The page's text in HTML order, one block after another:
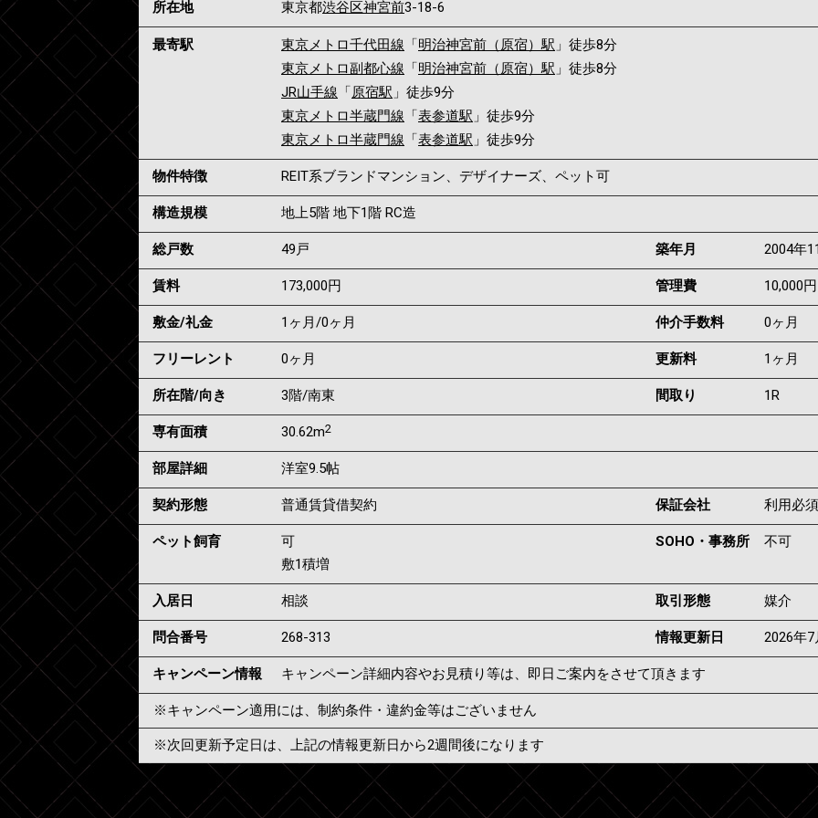
所在地 東京都渋谷区神宮前3-18-6
最寄駅 東京メトロ千代田線 「明治神宮前（原宿）駅 」徒歩8分
東京メトロ副都心線 「明治神宮前（原宿）駅 」徒歩8分
JR山手線 「原宿駅 」徒歩9分
東京メトロ半蔵門線 「表参道駅 」徒歩9分
東京メトロ半蔵門線 「表参道駅 」徒歩9分
物件特徴 REIT系ブランドマンション、デザイナーズ、ペット可
構造規模 地上5階 地下1階 RC造
総戸数 49戸 築年月 2004年
賃料 173,000円 管理費 10,000円
敷金/礼金 1ヶ月/0ヶ月 仲介手数料 0ヶ月
フリーレント 0ヶ月 更新料 1ヶ月
所在階/向き 3階/南東 間取り 1R
専有面積 30.62m2
部屋詳細 洋室9.5帖
契約形態 普通賃貸借契約 保証会社 利用必須
ペット飼育
可
敷1積増
SOHO・事務所 不可
入居日 相談 取引形態 媒介
問合番号 268-313 情報更新日 2026年
キャンペーン情報 キャンペーン詳細内容やお見積り等は、即日ご案内をさせて頂きます
※キャンペーン適用には、制約条件・違約金等はございません
※次回更新予定日は、上記の情報更新日から2週間後になります